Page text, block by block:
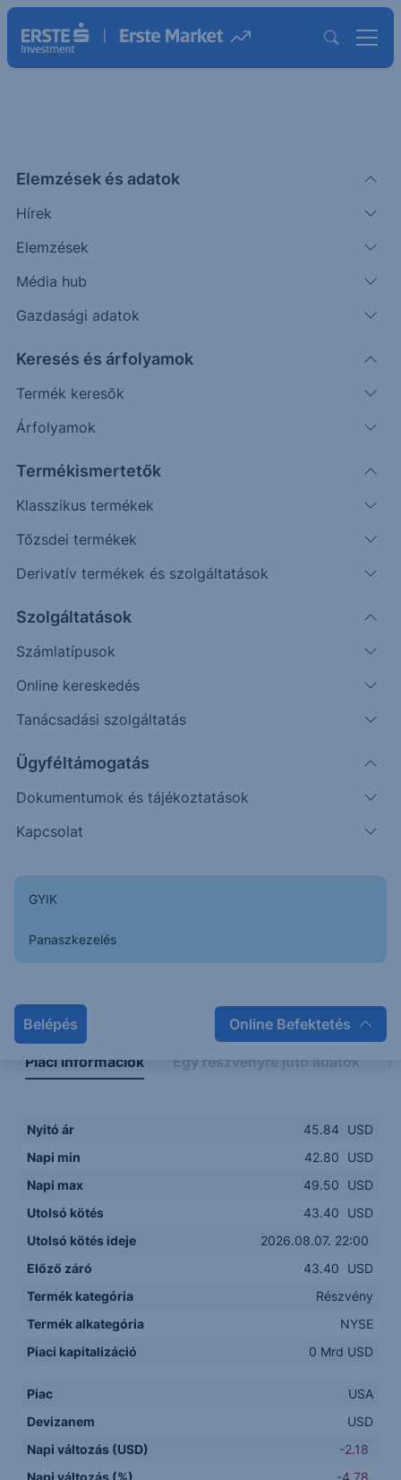
Elemzések és adatok
Hírek
Elemzések
Média hub
Gazdasági adatok
Keresés és árfolyamok
Termék keresők
Árfolyamok
Termékismertetők
Klasszikus termékek
Tőzsdei termékek
Derivatív termékek és szolgáltatások
Szolgáltatások
Számlatípusok
Online kereskedés
Tanácsadási szolgáltatás
Ügyféltámogatás
Dokumentumok és tájékoztatások
Kapcsolat
GYIK
Panaszkezelés
Belépés Online Befektetés
OUST(USA)
Ouster Inc.
43.40
Időpont: 26.08.07. 22:00
Előző záró:
43.40
Árfolyamértesítő rögzítése
További információk kérése
42.00
43.00
44.00
45.00
46.00
47.00
48.00
Napon belüli Historikus
Piaci információk Egy részvényre jutó adatok
Nyitó ár 45.84
USD
Napi min
42.80
USD
Napi max
49.50
USD
Utolsó kötés
43.40
USD
Utolsó kötés ideje
2026.08.07. 22:00
Előző záró
43.40
USD
Termék kategória
Részvény
Termék alkategória
NYSE
Piaci kapitalizáció
0 Mrd USD
Piac
USA
Devizanem
USD
Napi változás (USD)
-2.18
Napi változás (%)
-4.78